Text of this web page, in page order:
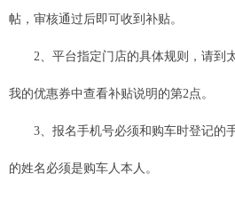
帖，审核通过后即可收到补贴。
2、平台指定门店的具体规则，请到
我的优惠券中查看补贴说明的第2点。
3、报名手机号必须和购车时登记的
的姓名必须是购车人本人。